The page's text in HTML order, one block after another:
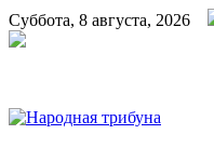
Суббота, 8 августа, 2026